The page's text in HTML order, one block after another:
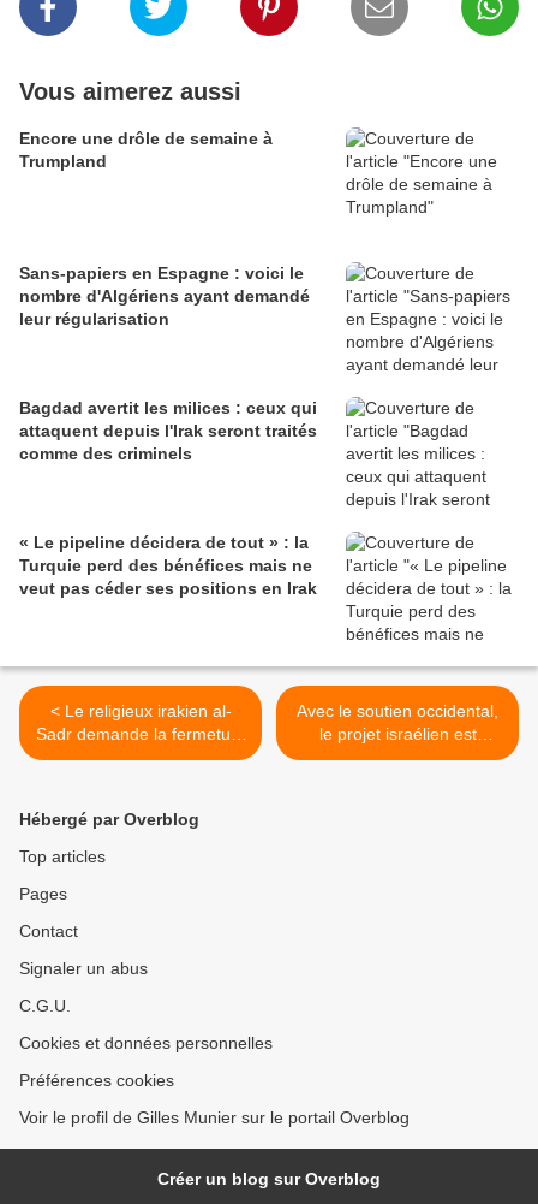
Vous aimerez aussi
Encore une drôle de semaine à
Trumpland
Sans-papiers en Espagne : voici le
nombre d'Algériens ayant demandé
leur régularisation
Bagdad avertit les milices : ceux qui
attaquent depuis l'Irak seront traités
comme des criminels
« Le pipeline décidera de tout » : la
Turquie perd des bénéfices mais ne
veut pas céder ses positions en Irak
< Le religieux irakien al-
Sadr demande la fermeture
de l'ambassade des Etats-
Avec le soutien occidental,
le projet israélien est
d’expulser la population de
Hébergé par Overblog
Top articles
Pages
Contact
Signaler un abus
C.G.U.
Cookies et données personnelles
Préférences cookies
Voir le profil de Gilles Munier sur le portail Overblog
Créer un blog sur Overblog